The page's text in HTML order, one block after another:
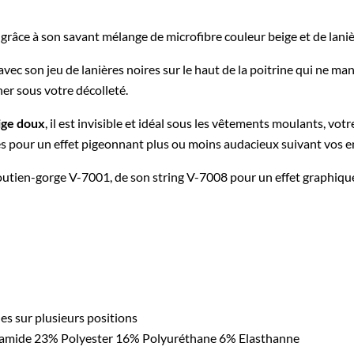
à son savant mélange de microfibre couleur beige et de
son jeu de lanières noires sur le haut de la poitrine qui ne
sous votre décolleté.
doux , il est invisible et idéal sous les vêtements moulants,
pour un effet pigeonnant plus ou moins audacieux suivant vos
gorge V-7001, de son string V-7008 pour un effet
sur plusieurs positions
23% Polyester 16% Polyuréthane 6% Elasthanne